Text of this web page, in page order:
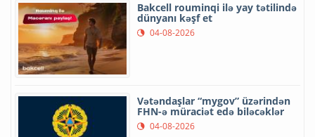
Bakcell rouminqi ilə yay tətilində
dünyanı kəşf et
04-08-2026
Vətəndaşlar “mygov” üzərindən
FHN-ə müraciət edə biləcəklər
04-08-2026